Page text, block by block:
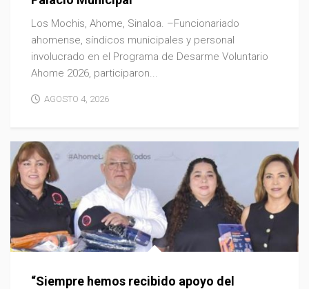
Los Mochis, Ahome, Sinaloa. –Funcionariado
ahomense, síndicos municipales y personal
involucrado en el Programa de Desarme Voluntario
Ahome 2026, participaron...
AGOSTO 4, 2026
“Siempre hemos recibido apoyo del